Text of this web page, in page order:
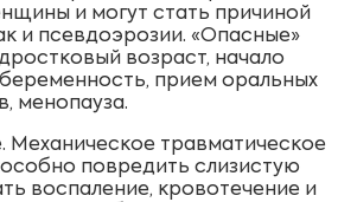
и могут стать причиной
и псевдоэрозии. «Опасные»
возраст, начало
прием оральных
менопауза.
Механическое травматическое
повредить слизистую
воспаление, кровотечение и